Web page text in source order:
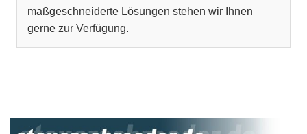
maßgeschneiderte Lösungen stehen wir Ihnen
gerne zur Verfügung.